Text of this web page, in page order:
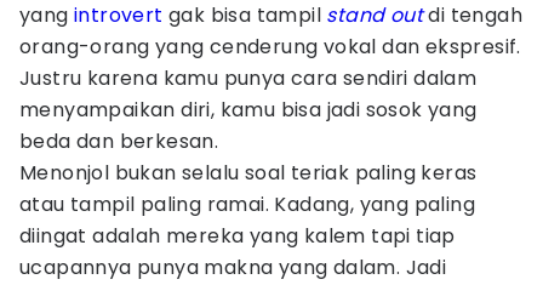
yang introvert gak bisa tampil stand outdi tengah
orang-orang yang cenderung vokal dan ekspresif.
Justru karena kamu punya cara sendiri dalam
menyampaikan diri, kamu bisa jadi sosok yang
beda dan berkesan.
Menonjol bukan selalu soal teriak paling keras
atau tampil paling ramai. Kadang, yang paling
diingat adalah mereka yang kalem tapi tiap
ucapannya punya makna yang dalam. Jadi